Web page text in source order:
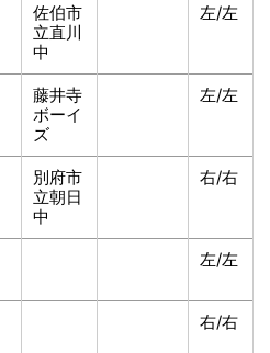
佐伯市
立直川
中
左/左
藤井寺
ボーイ
ズ
左/左
別府市
立朝日
中
右/右
左/左
右/右